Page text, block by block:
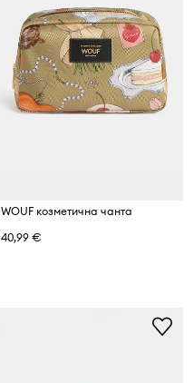
WOUF козметична чанта
40,99 €